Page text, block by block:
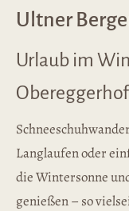
Ultner
Urlaub im
Langlaufen oder
die Wintersonne
genießen – so